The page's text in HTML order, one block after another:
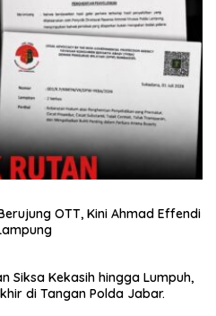
OTT, Kini Ahmad Effendi
Siksa Kekasih hingga Lumpuh,
di Tangan Polda Jabar.